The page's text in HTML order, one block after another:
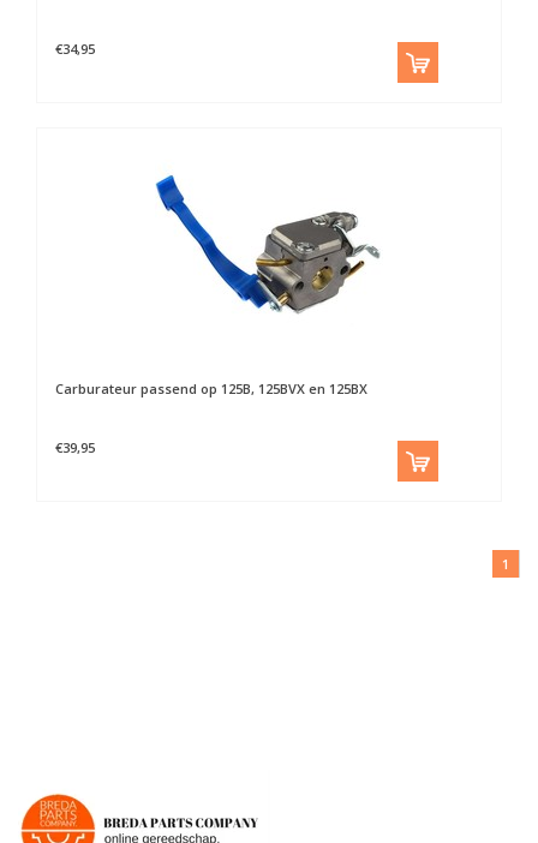
€34,95
Carburateur passend op 125B, 125BVX en 125BX
€39,95
1